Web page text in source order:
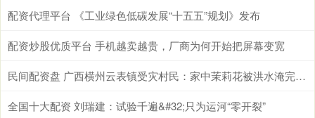
配资代理平台 《工业绿色低碳发展“十五五”规划》发布
配资炒股优质平台 手机越卖越贵，厂商为何开始把屏幕变宽
民间配资盘 广西横州云表镇受灾村民：家中茉莉花被洪水淹完，原本正分批次摘收
全国十大配资 刘瑞建：试验千遍&#32;只为运河“零开裂”